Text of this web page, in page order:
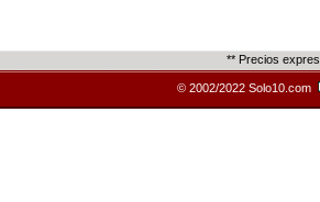
** Precios
© 2002/2022 Solo10.com